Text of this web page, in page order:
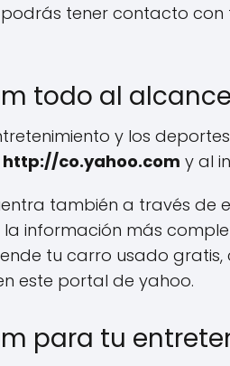
tener contacto
todo al
y los
http://co.yahoo.com y al
también a través de
información más
tu carro usado
este portal de yahoo.
para tu